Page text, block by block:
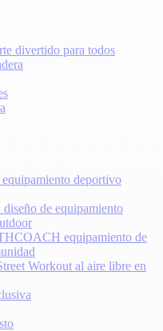
divertido para todos
deportivo
de equipamiento
equipamiento de
Workout al aire libre en